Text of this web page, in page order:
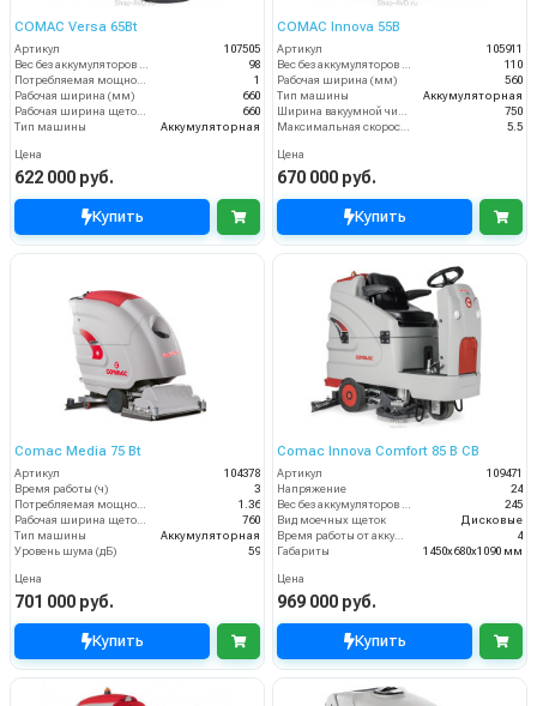
COMAC Versa 65Bt
Артикул
107505
98
1
Рабочая ширина (мм)
660
660
Тип машины
Аккумуляторная
Цена
622 000 руб.
Купить
COMAC Innova 55B
Артикул
105911
110
Рабочая ширина (мм)
560
Тип машины
Аккумуляторная
750
5.5
Цена
670 000 руб.
Купить
Comac Media 75 Bt
Артикул
104378
Время работы (ч)
3
1.36
760
Тип машины
Аккумуляторная
Уровень шума (дБ)
59
Цена
701 000 руб.
Купить
Comac Innova Comfort 85 B CB
Артикул
109471
Напряжение
24
245
Вид моечных щеток
Дисковые
Время работы от аккумуляторов (ч)
4
Габариты
1450х680х1090 мм
Цена
969 000 руб.
Купить